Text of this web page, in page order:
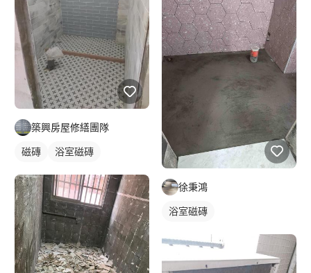
築興房屋修繕團隊
磁磚 浴室磁磚
徐秉鴻
浴室磁磚